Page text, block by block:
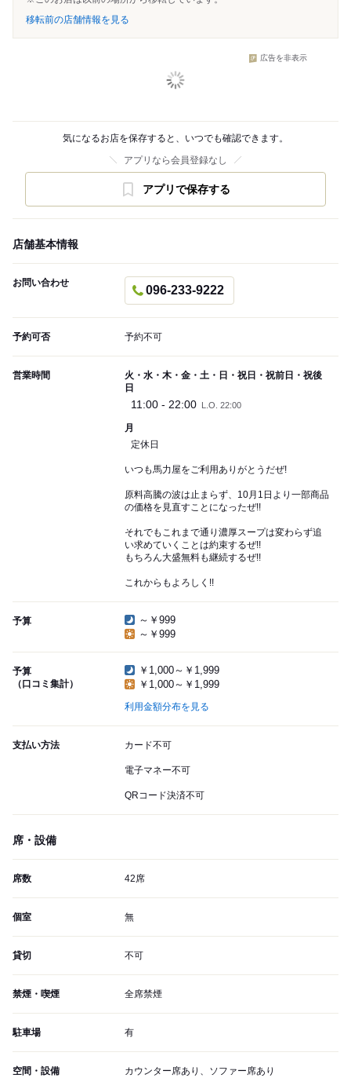
移転前の店舗情報を見る
広告を非表示
気になるお店を保存すると、いつでも確認できます。
アプリなら会員登録なし
アプリで保存する
店舗基本情報
お問い合わせ
096-233-9222
予約可否 予約不可
営業時間
火・水・木・金・土・日・祝日・祝前日・祝後
日
11:00 - 22:00 L.O. 22:00
月
定休日
いつも馬力屋をご利用ありがとうだぜ!
原料高騰の波は止まらず、10月1日より一部商品
の価格を見直すことになったぜ!!
それでもこれまで通り濃厚スープは変わらず追
い求めていくことは約束するぜ!!
もちろん大盛無料も継続するぜ!!
これからもよろしく!!
予算
～￥999
～￥999
予算
（口コミ集計）
￥1,000～￥1,999
￥1,000～￥1,999
利用金額分布を見る
支払い方法 カード不可
電子マネー不可
QRコード決済不可
席・設備
席数 42席
個室 無
貸切 不可
禁煙・喫煙 全席禁煙
駐車場 有
空間・設備 カウンター席あり、ソファー席あり